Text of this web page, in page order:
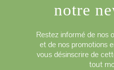
notre
Restez informé de nos
et de nos promotions
vous désinscrire de
tout